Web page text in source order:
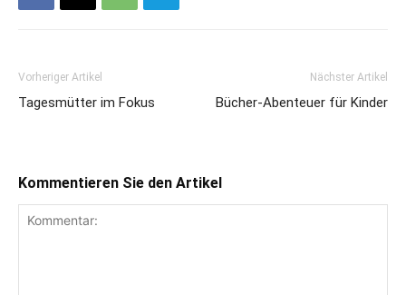
Vorheriger Artikel
Tagesmütter im Fokus
Nächster Artikel
Bücher-Abenteuer für Kinder
Kommentieren Sie den Artikel